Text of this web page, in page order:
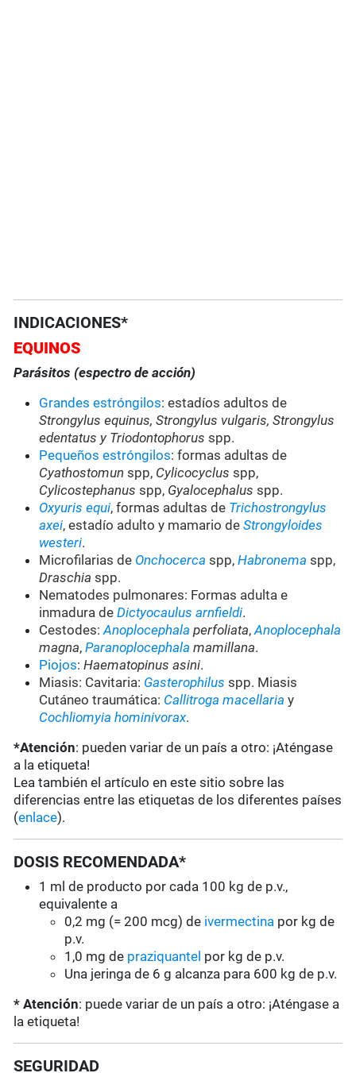
INDICACIONES*
EQUINOS
Parásitos (espectro de acción)
Grandes estróngilos: estadíos adultos de
Strongylus equinus, Strongylus vulgaris, Strongylus
edentatus y Triodontophorus spp.
Pequeños estróngilos: formas adultas de
Cyathostomun spp, Cylicocyclus spp,
Cylicostephanus spp, Gyalocephalus spp.
Oxyuris equi, formas adultas de Trichostrongylus
axei, estadío adulto y mamario deStrongyloides
westeri.
Microfilarias de Onchocercaspp,Habronemaspp,
Draschia spp.
Nematodes pulmonares: Formas adulta e
inmadura deDictyocaulus arnfieldi.
Cestodes:Anoplocephala perfoliata,Anoplocephala
magna,Paranoplocephala mamillana.
Piojos:Haematopinus asini.
Miasis: Cavitaria: Gasterophilusspp. Miasis
Cutáneo traumática: Callitroga macellaria y
Cochliomyia hominivorax.
*Atención: pueden variar de un país a otro: ¡Aténgase
a la etiqueta!
Lea también el artículo en este sitio sobre las
diferencias entre las etiquetas de los diferentes países
(enlace).
DOSIS RECOMENDADA*
1 ml de producto por cada 100 kg de p.v.,
equivalente a
0,2 mg (= 200 mcg) de ivermectina por kg de
p.v.
1,0 mg de praziquantel por kg de p.v.
Una jeringa de 6 g alcanza para 600 kg de p.v.
* Atención: puede variar de un país a otro: ¡Aténgase a
la etiqueta!
SEGURIDAD